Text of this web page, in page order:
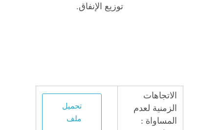
توزيع الإنفاق.
الاتجاهات
الزمنية لعدم
المساواة :
تحميل
ملف